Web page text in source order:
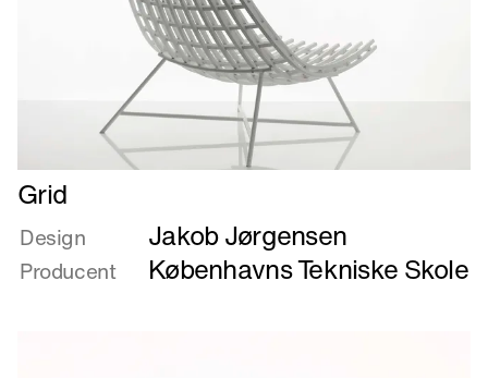
Læs
mere
om
Grid
Grid
Design Jakob Jørgensen
Producent Københavns Tekniske Skole